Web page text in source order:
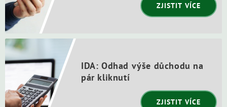
ZJISTIT VÍCE
IDA: Odhad výše důchodu na
pár kliknutí
ZJISTIT VÍCE